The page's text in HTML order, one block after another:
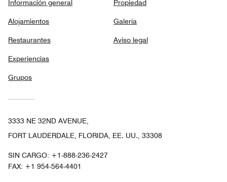
Información general
Alojamientos
Restaurantes
Experiencias
Grupos
Propiedad
Galería
Aviso legal
3333 NE 32ND AVENUE,
FORT LAUDERDALE, FLORIDA, EE. UU., 33308
SIN CARGO: +1-888-236-2427
FAX: +1 954-564-4401